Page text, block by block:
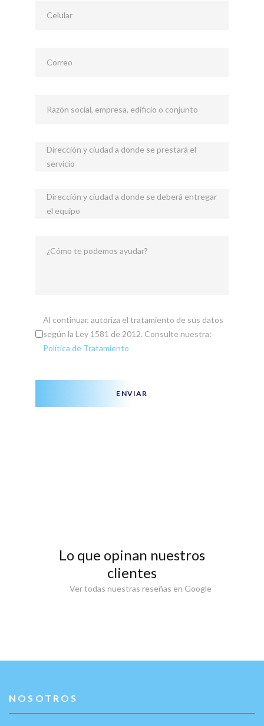
Celular
Correo
Razón social, empresa, edificio o conjunto
Dirección y ciudad a donde se prestará el
servicio
Dirección y ciudad a donde se deberá entregar
el equipo
¿Cómo te podemos ayudar?
Al continuar, autoriza el tratamiento de sus datos
según la Ley 1581 de 2012. Consulte nuestra:
Política de Tratamiento
ENVIAR
Lo que opinan nuestros
clientes
Ver todas nuestras reseñas en Google
NOSOTROS